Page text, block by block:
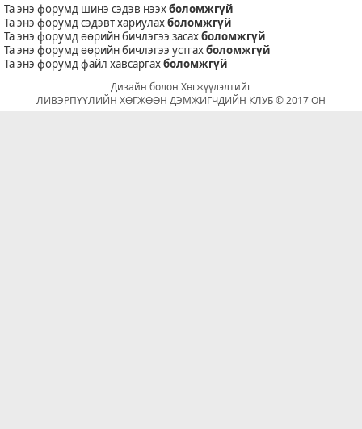
Та энэ форумд шинэ сэдэв нээхболомжгүй
Та энэ форумд сэдэвт хариулахболомжгүй
Та энэ форумд өөрийн бичлэгээ засахболомжгүй
Та энэ форумд өөрийн бичлэгээ устгахболомжгүй
Та энэ форумд файл хавсаргахболомжгүй
Дизайн болон Хөгжүүлэлтийг
ЛИВЭРПҮҮЛИЙН ХӨГЖӨӨН ДЭМЖИГЧДИЙН КЛУБ © 2017 ОН